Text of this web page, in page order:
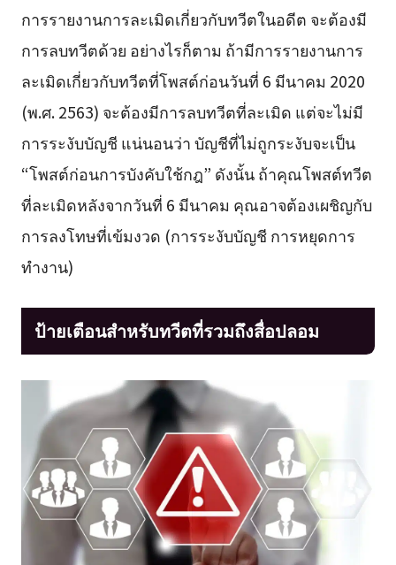
การรายงานการละเมิดเกี่ยวกับทวีตในอดีต จะต้องมี
การลบทวีตด้วย อย่างไรก็ตาม ถ้ามีการรายงานการ
ละเมิดเกี่ยวกับทวีตที่โพสต์ก่อนวันที่ 6 มีนาคม 2020
(พ.ศ. 2563) จะต้องมีการลบทวีตที่ละเมิด แต่จะไม่มี
การระงับบัญชี แน่นอนว่า บัญชีที่ไม่ถูกระงับจะเป็น
“โพสต์ก่อนการบังคับใช้กฎ” ดังนั้น ถ้าคุณโพสต์ทวีต
ที่ละเมิดหลังจากวันที่ 6 มีนาคม คุณอาจต้องเผชิญกับ
การลงโทษที่เข้มงวด (การระงับบัญชี การหยุดการ
ทำงาน)
ป้ายเตือนสำหรับทวีตที่รวมถึงสื่อปลอม